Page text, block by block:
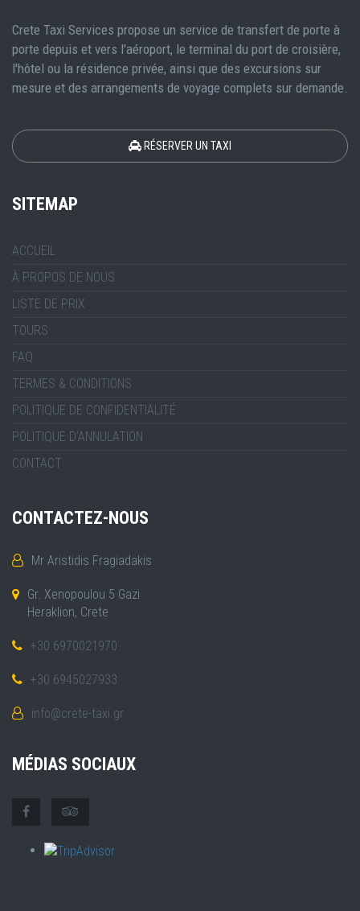
Crete Taxi Services propose un service de transfert de porte à
porte depuis et vers l'aéroport, le terminal du port de croisière,
l'hôtel ou la résidence privée, ainsi que des excursions sur
mesure et des arrangements de voyage complets sur demande.
RÉSERVER UN TAXI
SITEMAP
ACCUEIL
À PROPOS DE NOUS
LISTE DE PRIX
TOURS
FAQ
TERMES & CONDITIONS
POLITIQUE DE CONFIDENTIALITÉ
POLITIQUE D’ANNULATION
CONTACT
CONTACTEZ-NOUS
Mr Aristidis Fragiadakis
Gr. Xenopoulou 5 Gazi
Heraklion, Crete
+30 6970021970
+30 6945027933
info@crete-taxi.gr
MÉDIAS SOCIAUX